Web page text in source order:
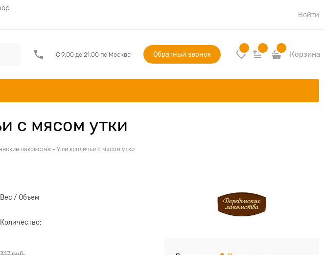
Войти
С 9:00 до 21:00 по Москве Обратный звонок Корзина
с мясом утки
лакомства - Уши кроличьи с мясом утки
Вес / Объем
Количество: